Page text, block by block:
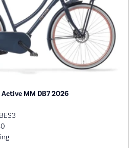
MM DB7 2026